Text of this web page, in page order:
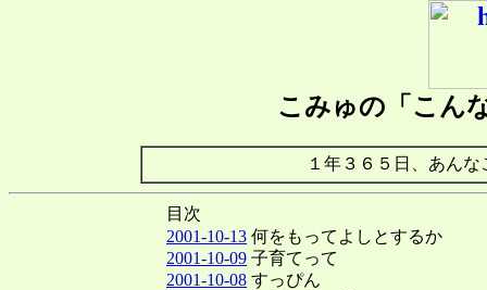
こみゅの「こん
１年３６５日、あん
目次
2001-10-13 何をもってよしとするか
2001-10-09 子育てって
2001-10-08 すっぴん